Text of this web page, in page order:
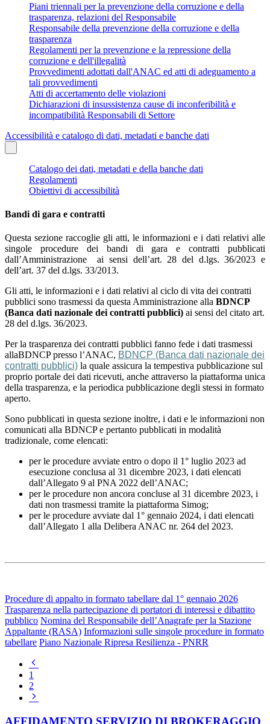
Piani triennali per la prevenzione della corruzione e della
trasparenza, relazioni del Responsabile
Responsabile della prevenzione della corruzione e della
trasparenza
Regolamenti per la prevenzione e la repressione della
corruzione e dell'illegalità
Provvedimenti adottati dall'ANAC ed atti di adeguamento a
tali provvedimenti
Atti di accertamento delle violazioni
Dichiarazioni di insussistenza cause di inconferibilità e
incompatibilità Responsabili di Settore
Accessibilità e catalogo di dati, metadati e banche dati
Catalogo dei dati, metadati e della banche dati
Regolamenti
Obiettivi di accessibilità
Bandi di gara e contratti
Questa sezione raccoglie gli atti, le informazioni e i dati relativi alle
singole procedure dei bandi di gara e contratti pubblicati
dall’Amministrazione ai sensi dell’art. 28 del d.lgs. 36/2023 e
dell’art. 37 del d.lgs. 33/2013.
Gli atti, le informazioni e i dati relativi al ciclo di vita dei contratti
pubblici sono trasmessi da questa Amministrazione alla BDNCP
(Banca dati nazionale dei contratti pubblici) ai sensi del citato art.
28 del d.lgs. 36/2023.
Per la trasparenza dei contratti pubblici fanno fede i dati trasmessi
allaBDNCP presso l’ANAC, BDNCP (Banca dati nazionale dei
contratti pubblici) la quale assicura la tempestiva pubblicazione sul
proprio portale dei dati ricevuti, anche attraverso la piattaforma unica
della trasparenza, e la periodica pubblicazione degli stessi in formato
aperto.
Sono pubblicati in questa sezione inoltre, i dati e le informazioni non
comunicati alla BDNCP e pertanto pubblicati in modalità
tradizionale, come elencati:
per le procedure avviate entro o dopo il 1° luglio 2023 ad
esecuzione conclusa al 31 dicembre 2023, i dati elencati
dall’Allegato 9 al PNA 2022 dell’ANAC;
per le procedure non ancora concluse al 31 dicembre 2023, i
dati non trasmessi tramite la piattaforma Simog;
per le procedure avviate dal 1° gennaio 2024, i dati elencati
dall’Allegato 1 alla Delibera ANAC nr. 264 del 2023.
Procedure di appalto in formato tabellare dal 1° gennaio 2026
Trasparenza nella partecipazione di portatori di interessi e dibattito
pubblico Nomina del Responsabile dell’Anagrafe per la Stazione
Appaltante (RASA) Informazioni sulle singole procedure in formato
tabellare Piano Nazionale Ripresa Resilienza - PNRR
1
2
AFFIDAMENTO SERVIZIO DI BROKERAGGIO